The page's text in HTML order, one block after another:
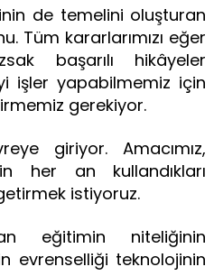
de temelini oluşturan
Tüm kararlarımızı eğer
başarılı hikâyeler
işler yapabilmemiz için
gerekiyor.
giriyor. Amacımız,
her an kullandıkları
istiyoruz.
eğitimin niteliğinin
evrenselliği teknolojinin